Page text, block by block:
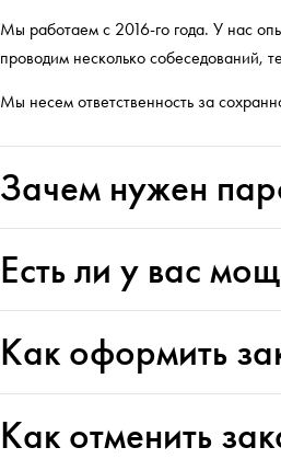
Мы работаем с 2016-го года. У нас
проводим несколько собеседований,
Мы несем ответственность за
Зачем нужен
Есть ли у вас
Как оформить
Как отменить